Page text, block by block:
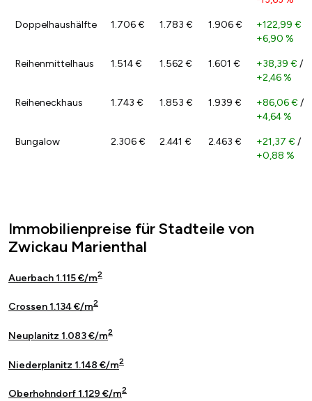
Doppelhaushälfte 1.706 € 1.783 € 1.906 € +122,99 €
+6,90 %
Reihenmittelhaus 1.514 € 1.562 € 1.601 € +38,39 € /
+2,46 %
Reiheneckhaus 1.743 € 1.853 € 1.939 € +86,06 € /
+4,64 %
Bungalow 2.306 € 2.441 € 2.463 € +21,37 € /
+0,88 %
Immobilienpreise für Stadteile von
Zwickau Marienthal
Auerbach 1.115 €/m2
Crossen 1.134 €/m2
Neuplanitz 1.083 €/m2
Niederplanitz 1.148 €/m2
Oberhohndorf 1.129 €/m2